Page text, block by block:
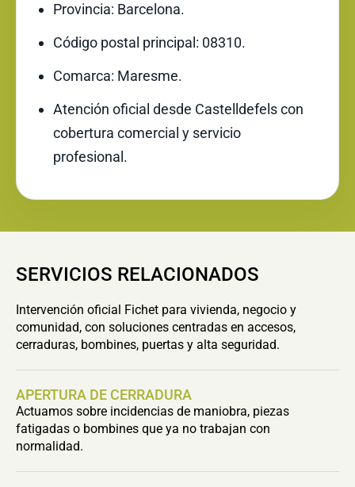
Provincia: Barcelona.
Código postal principal: 08310.
Comarca: Maresme.
Atención oficial desde Castelldefels con
cobertura comercial y servicio
profesional.
SERVICIOS RELACIONADOS
Intervención oficial Fichet para vivienda, negocio y
comunidad, con soluciones centradas en accesos,
cerraduras, bombines, puertas y alta seguridad.
APERTURA DE CERRADURA
Actuamos sobre incidencias de maniobra, piezas
fatigadas o bombines que ya no trabajan con
normalidad.